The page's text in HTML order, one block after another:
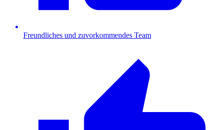
Freundliches und zuvorkommendes Team